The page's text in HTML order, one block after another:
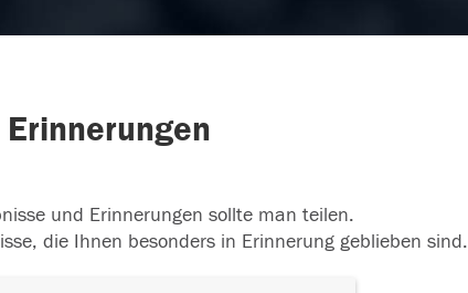
Erinnerungen
und Erinnerungen sollte man teilen.
die Ihnen besonders in Erinnerung geblieben sind.